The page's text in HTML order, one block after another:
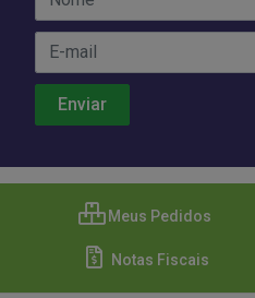
Meus Pedidos
Notas Fiscais